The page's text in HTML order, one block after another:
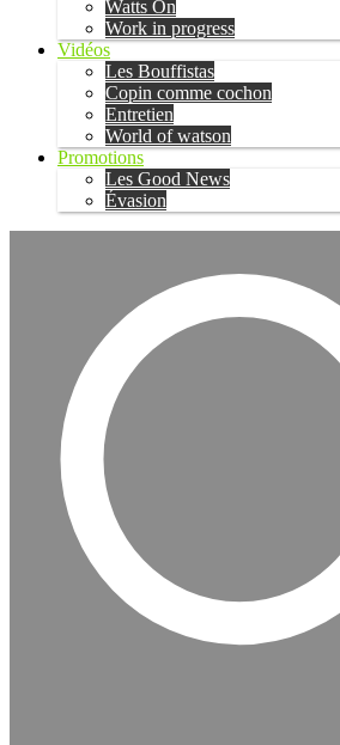
Watts On
Work in progress
Vidéos
Les Bouffistas
Copin comme cochon
Entretien
World of watson
Promotions
Les Good News
Évasion